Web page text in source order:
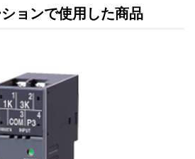
ョンで使用した商品